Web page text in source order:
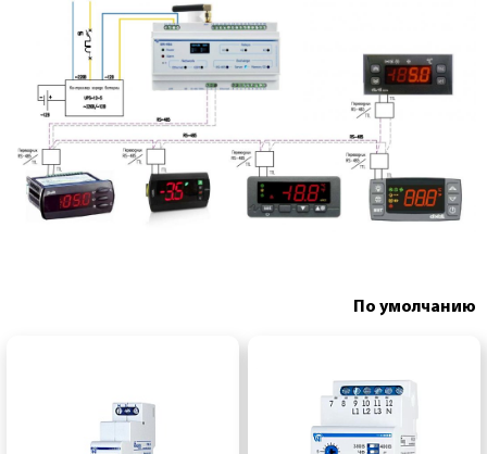
По умолчанию